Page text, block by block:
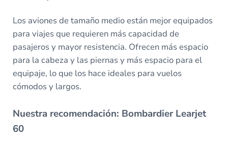
Los aviones de tamaño medio están mejor equipados
para viajes que requieren más capacidad de
pasajeros y mayor resistencia. Ofrecen más espacio
para la cabeza y las piernas y más espacio para el
equipaje, lo que los hace ideales para vuelos
cómodos y largos.
Nuestra recomendación: Bombardier Learjet
60